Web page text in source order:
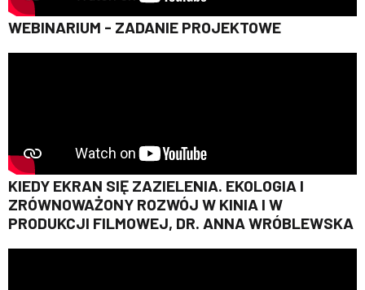
WEBINARIUM - ZADANIE PROJEKTOWE
KIEDY EKRAN SIĘ ZAZIELENIA. EKOLOGIA I
ZRÓWNOWAŻONY ROZWÓJ W KINIA I W
PRODUKCJI FILMOWEJ, DR. ANNA WRÓBLEWSKA